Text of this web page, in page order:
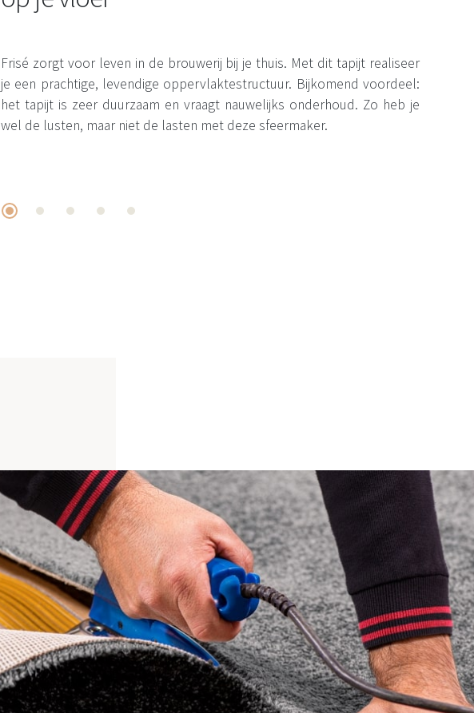
Frisé zorgt voor leven in de brouwerij bij je thuis. Met dit tapijt realiseer
je een prachtige, levendige oppervlaktestructuur. Bijkomend voordeel:
het tapijt is zeer duurzaam en vraagt nauwelijks onderhoud. Zo heb je
wel de lusten, maar niet de lasten met deze sfeermaker.